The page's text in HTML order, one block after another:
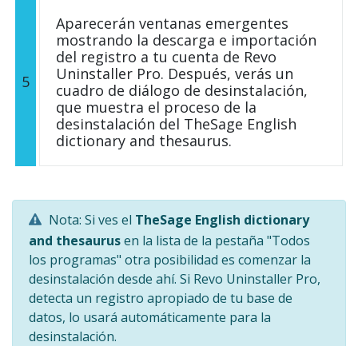
5
Aparecerán ventanas emergentes
mostrando la descarga e importación
del registro a tu cuenta de Revo
Uninstaller Pro. Después, verás un
cuadro de diálogo de desinstalación,
que muestra el proceso de la
desinstalación del TheSage English
dictionary and thesaurus.
Nota: Si ves el TheSage English dictionary
and thesaurusen la lista de la pestaña "Todos
los programas" otra posibilidad es comenzar la
desinstalación desde ahí. Si Revo Uninstaller Pro,
detecta un registro apropiado de tu base de
datos, lo usará automáticamente para la
desinstalación.